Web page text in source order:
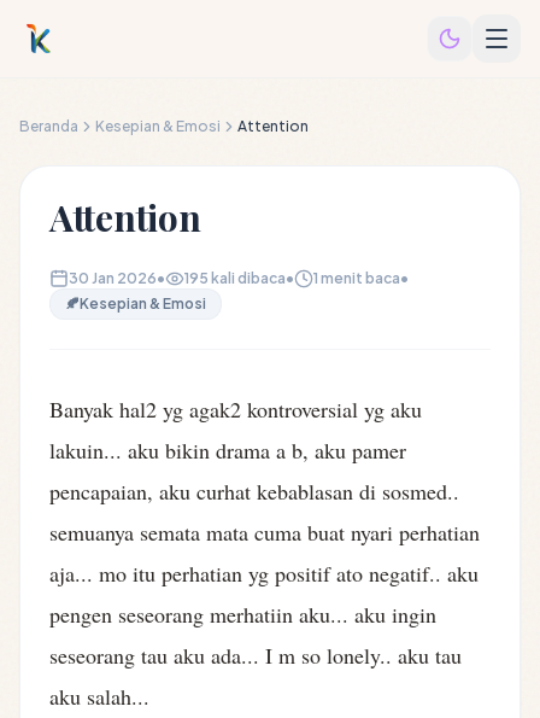
Beranda Kesepian & Emosi Attention
Attention
30 Jan 2026• 195 kali dibaca• 1 menit baca•
🍂Kesepian & Emosi
Banyak hal2 yg agak2 kontroversial yg aku
lakuin... aku bikin drama a b, aku pamer
pencapaian, aku curhat kebablasan di sosmed..
semuanya semata mata cuma buat nyari perhatian
aja... mo itu perhatian yg positif ato negatif.. aku
pengen seseorang merhatiin aku... aku ingin
seseorang tau aku ada... I m so lonely.. aku tau
aku salah...